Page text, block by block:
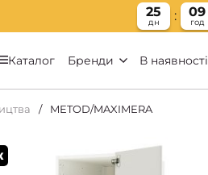
25
дн
09
год
Каталог Бренди В наявності
METOD/MAXIMERA